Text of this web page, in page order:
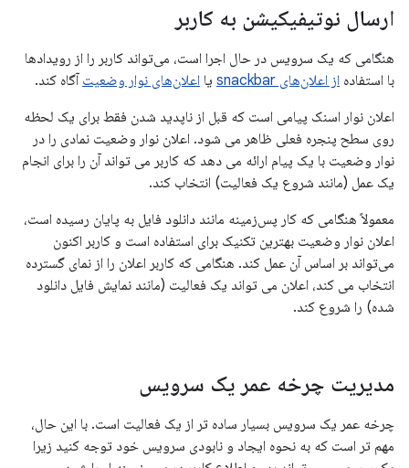
ارسال نوتیفیکیشن به کاربر
هنگامی که یک سرویس در حال اجرا است، می‌تواند کاربر را از رویدادها
با استفاده از اعلان‌های snackbar یا اعلان‌های نوار وضعیت آگاه کند.
اعلان نوار اسنک پیامی است که قبل از ناپدید شدن فقط برای یک لحظه
روی سطح پنجره فعلی ظاهر می شود. اعلان نوار وضعیت نمادی را در
نوار وضعیت با یک پیام ارائه می دهد که کاربر می تواند آن را برای انجام
یک عمل (مانند شروع یک فعالیت) انتخاب کند.
معمولاً هنگامی که کار پس‌زمینه مانند دانلود فایل به پایان رسیده است،
اعلان نوار وضعیت بهترین تکنیک برای استفاده است و کاربر اکنون
می‌تواند بر اساس آن عمل کند. هنگامی که کاربر اعلان را از نمای گسترده
انتخاب می کند، اعلان می تواند یک فعالیت (مانند نمایش فایل دانلود
شده) را شروع کند.
مدیریت چرخه عمر یک سرویس
چرخه عمر یک سرویس بسیار ساده تر از یک فعالیت است. با این حال،
مهم تر است که به نحوه ایجاد و نابودی سرویس خود توجه کنید زیرا